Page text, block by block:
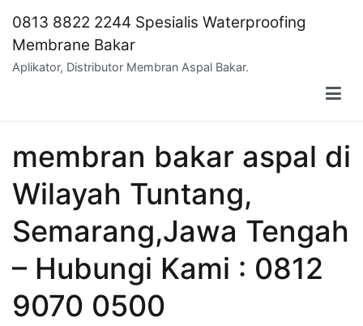
content
0813 8822 2244 Spesialis Waterproofing
Membrane Bakar
Aplikator, Distributor Membran Aspal Bakar.
membran bakar aspal di
Wilayah Tuntang,
Semarang,Jawa Tengah
– Hubungi Kami : 0812
9070 0500